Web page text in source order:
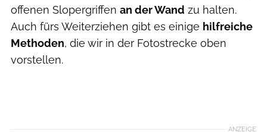
offenen Slopergriffen an der Wand zu halten.
Auch fürs Weiterziehen gibt es einige hilfreiche
Methoden, die wir in der Fotostrecke oben
vorstellen.
ANZEIGE